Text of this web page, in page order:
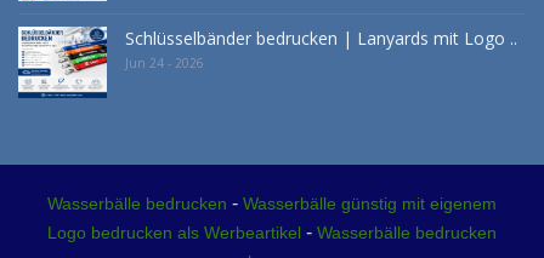
Schlüsselbänder bedrucken | Lanyards mit Logo ..
Jun 24 - 2026
Wasserbälle bedrucken - Wasserbälle günstig mit eigenem
Logo bedrucken als Werbeartikel - Wasserbälle bedrucken